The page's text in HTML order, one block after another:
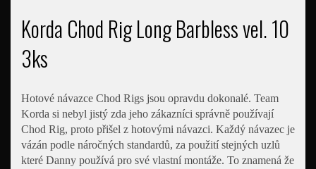
Korda Chod Rig Long Barbless vel. 10
3ks
Hotové návazce Chod Rigs jsou opravdu dokonalé. Team
Korda si nebyl jistý zda jeho zákazníci správně používají
Chod Rig, proto přišel z hotovými návazci. Každý návazec je
vázán podle náročných standardů, za použití stejných uzlů
které Danny používá pro své vlastní montáže. To znamená že